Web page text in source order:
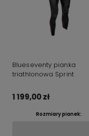
Blueseventy pianka
triathlonowa Sprint
1 199,00 zł
Rozmiary pianek: